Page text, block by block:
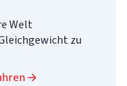
Welt
zu